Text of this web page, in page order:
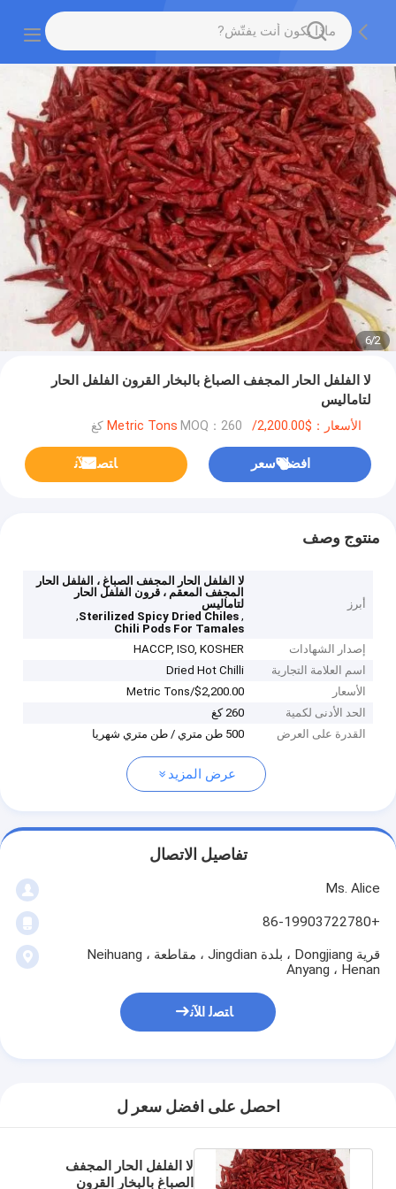
2
/
6
لا الفلفل الحار المجفف الصباغ بالبخار القرون الفلفل الحار
لتاماليس
الأسعار：$2,200.00/Metric Tons MOQ：260 كغ
افضل سعر ﺎﺘﺼﻟ ﺍﻶﻧ
منتوج وصف
أبرز
لا الفلفل الحار المجفف الصباغ ، الفلفل الحار
المجفف المعقم ، قرون الفلفل الحار
لتاماليس
,
Sterilized Spicy Dried Chiles
,
Chili Pods For Tamales
إصدار الشهادات
HACCP, ISO, KOSHER
اسم العلامة التجارية
Dried Hot Chilli
الأسعار
$2,200.00/Metric Tons
الحد الأدنى لكمية
260 كغ
القدرة على العرض
500 طن متري / طن متري شهريا
عرض المزيد
تفاصيل الاتصال
Ms. Alice
+86-19903722780
قرية Dongjiang ، بلدة Jingdian ، مقاطعة Neihuang ،
Anyang ، Henan
ﺎﺘﺼﻟ ﺍﻶﻧ
احصل على افضل سعر ل
لا الفلفل الحار المجفف
الصباغ بالبخار القرون